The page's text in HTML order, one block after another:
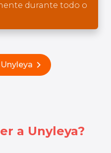
durante todo o
chevron_right
a Unyleya?